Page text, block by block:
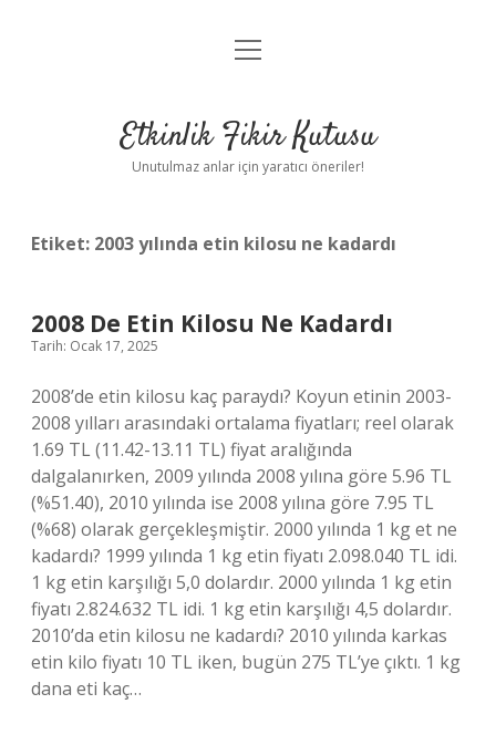
Anasayfa
Yasal Uyarı
menüyü
Etkinlik Fikir Kutusu
Unutulmaz anlar için yaratıcı öneriler!
Etiket: 2003 yılında etin kilosu ne kadardı
2008 De Etin Kilosu Ne Kadardı
Tarih: Ocak 17, 2025
2008’de etin kilosu kaç paraydı? Koyun etinin 2003-
2008 yılları arasındaki ortalama fiyatları; reel olarak
1.69 TL (11.42-13.11 TL) fiyat aralığında
dalgalanırken, 2009 yılında 2008 yılına göre 5.96 TL
(%51.40), 2010 yılında ise 2008 yılına göre 7.95 TL
(%68) olarak gerçekleşmiştir. 2000 yılında 1 kg et ne
kadardı? 1999 yılında 1 kg etin fiyatı 2.098.040 TL idi.
1 kg etin karşılığı 5,0 dolardır. 2000 yılında 1 kg etin
fiyatı 2.824.632 TL idi. 1 kg etin karşılığı 4,5 dolardır.
2010’da etin kilosu ne kadardı? 2010 yılında karkas
etin kilo fiyatı 10 TL iken, bugün 275 TL’ye çıktı. 1 kg
dana eti kaç…